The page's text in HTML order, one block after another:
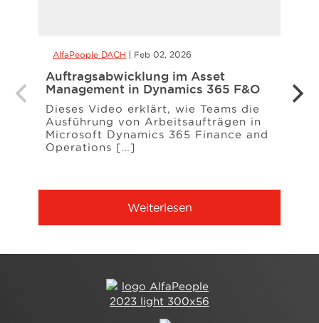
AlfaPeople DACH Feb 02, 2026
Auftragsabwicklung im Asset
Management in Dynamics 365 F&O
Dieses Video erklärt, wie Teams die
Ausführung von Arbeitsaufträgen in
Microsoft Dynamics 365 Finance and
Operations […]
Weiterlesen
und